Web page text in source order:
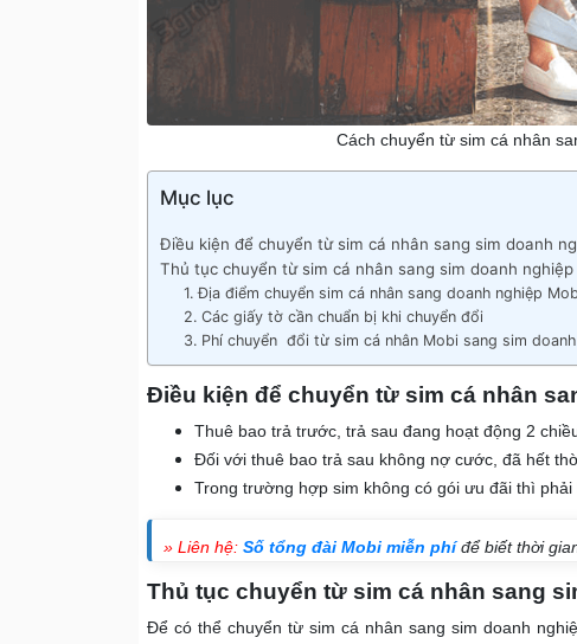
Cách chuyển từ sim cá nhân
Mục lục
Điều kiện để chuyển từ sim cá nhân sang sim doanh
Thủ tục chuyển từ sim cá nhân sang sim doanh nghiệp
1. Địa điểm chuyển sim cá nhân sang doanh nghiệp
2. Các giấy tờ cần chuẩn bị khi chuyển đổi
3. Phí chuyển đổi từ sim cá nhân Mobi sang sim
Điều kiện để chuyển từ sim cá nhân
Thuê bao trả trước, trả sau đang hoạt động 2
Đối với thuê bao trả sau không nợ cước, đã hết
Trong trường hợp sim không có gói ưu đãi thì phải
» Liên hệ: Số tổng đài Mobi miễn phí để biết thời
Thủ tục chuyển từ sim cá nhân sang
Để có thể chuyển từ sim cá nhân sang sim doanh